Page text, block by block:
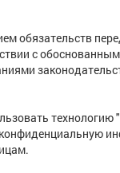
обязательств
с
технологию